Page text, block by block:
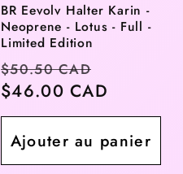
BR Eevolv Halter Karin -
Neoprene - Lotus - Full -
Limited Edition
Prix
habituel
$50.50 CAD
soldé
$46.00 CAD
Ajouter au panier